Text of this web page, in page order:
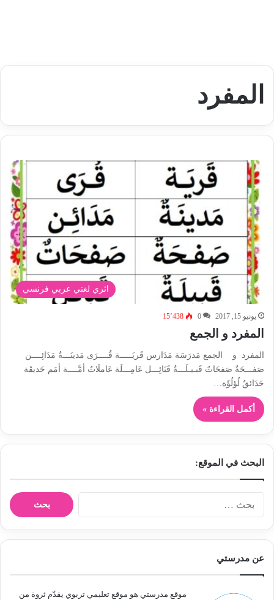
المفرد
اثري لغتي عربي فرنسي
يونيو 15, 2017 0 15٬438
المفرد و الجمع
المفرد و الجمع مَدرَسَة مَدَارس قَريَـــــة قُــــرَى مَدينَـــةٌ مَدَائِــــن
صَفـــحَةٌ صَفحَاتٌ قَبـيـلَـــةٌ قَبَائِـــل عَامِـــلَة عَاملَاتٌ أمَّــــة أمَم حَديقَة
حَدَائقٌ لُؤلُؤَة…
أكمل القراءة »
البحث في الموقع:
ن
عن مدرستي
موقع مدرستي هو موقع تعليمي تربوي يقدّم ثروة من